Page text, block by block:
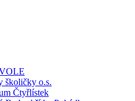
školičky o.s.
Čtyřlístek